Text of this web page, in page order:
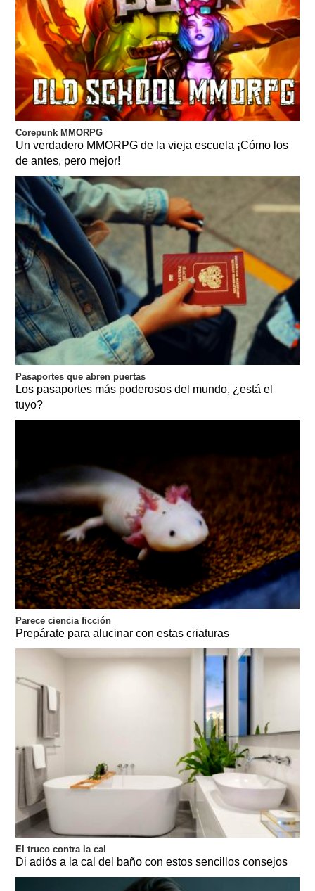
Corepunk MMORPG
Un verdadero MMORPG de la vieja escuela ¡Cómo los
de antes, pero mejor!
Pasaportes que abren puertas
Los pasaportes más poderosos del mundo, ¿está el
tuyo?
Parece ciencia ficción
Prepárate para alucinar con estas criaturas
El truco contra la cal
Di adiós a la cal del baño con estos sencillos consejos